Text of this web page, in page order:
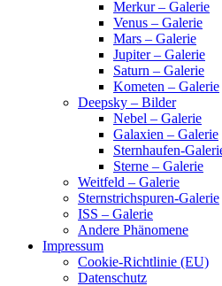
Merkur – Galerie
Venus – Galerie
Mars – Galerie
Jupiter – Galerie
Saturn – Galerie
Kometen – Galerie
Deepsky – Bilder
Nebel – Galerie
Galaxien – Galerie
Sternhaufen-
Sterne – Galerie
Weitfeld – Galerie
Sternstrichspuren-Galerie
ISS – Galerie
Andere Phänomene
Impressum
Cookie-Richtlinie (EU)
Datenschutz